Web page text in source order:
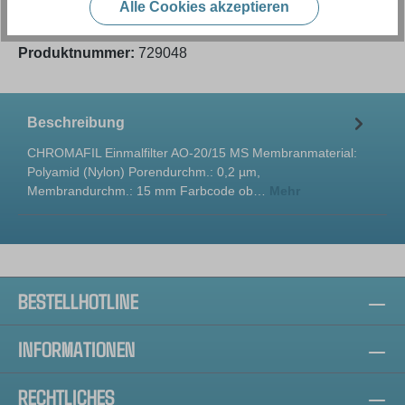
Produktnummer: 729048
Beschreibung
CHROMAFIL Einmalfilter AO-20/15 MS Membranmaterial:
Polyamid (Nylon) Porendurchm.: 0,2 µm,
Membrandurchm.: 15 mm Farbcode ob…
BESTELLHOTLINE
INFORMATIONEN
RECHTLICHES
Alle Cookies akzeptieren